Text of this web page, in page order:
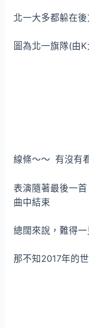
北一大多都躲在
圖為北一旗隊(由
線條～～ 有沒有
表演隨著最後一
曲中結束
總闊來說，難得
那不知2017年的